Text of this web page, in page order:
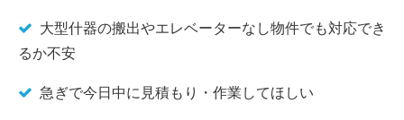
大型什器の搬出やエレベーターなし物件でも対応でき
るか不安
急ぎで今日中に見積もり・作業してほしい